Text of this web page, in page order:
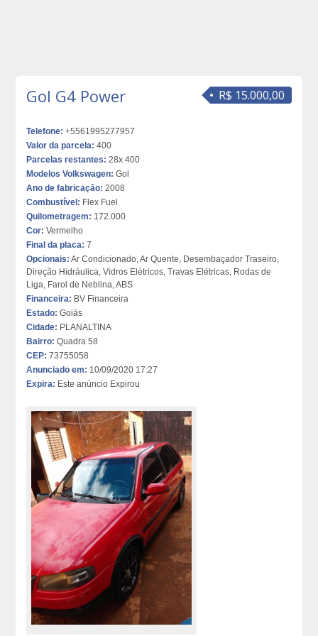
R$ 15.000,00
Gol G4 Power
Telefone: +5561995277957
Valor da parcela: 400
Parcelas restantes: 28x 400
Modelos Volkswagen: Gol
Ano de fabricação: 2008
Combustível: Flex Fuel
Quilometragem: 172.000
Cor: Vermelho
Final da placa: 7
Opcionais: Ar Condicionado, Ar Quente, Desembaçador Traseiro,
Direção Hidráulica, Vidros Elétricos, Travas Elétricas, Rodas de
Liga, Farol de Neblina, ABS
Financeira: BV Financeira
Estado: Goiás
Cidade: PLANALTINA
Bairro: Quadra 58
CEP: 73755058
Anunciado em: 10/09/2020 17:27
Expira: Este anúncio Expirou